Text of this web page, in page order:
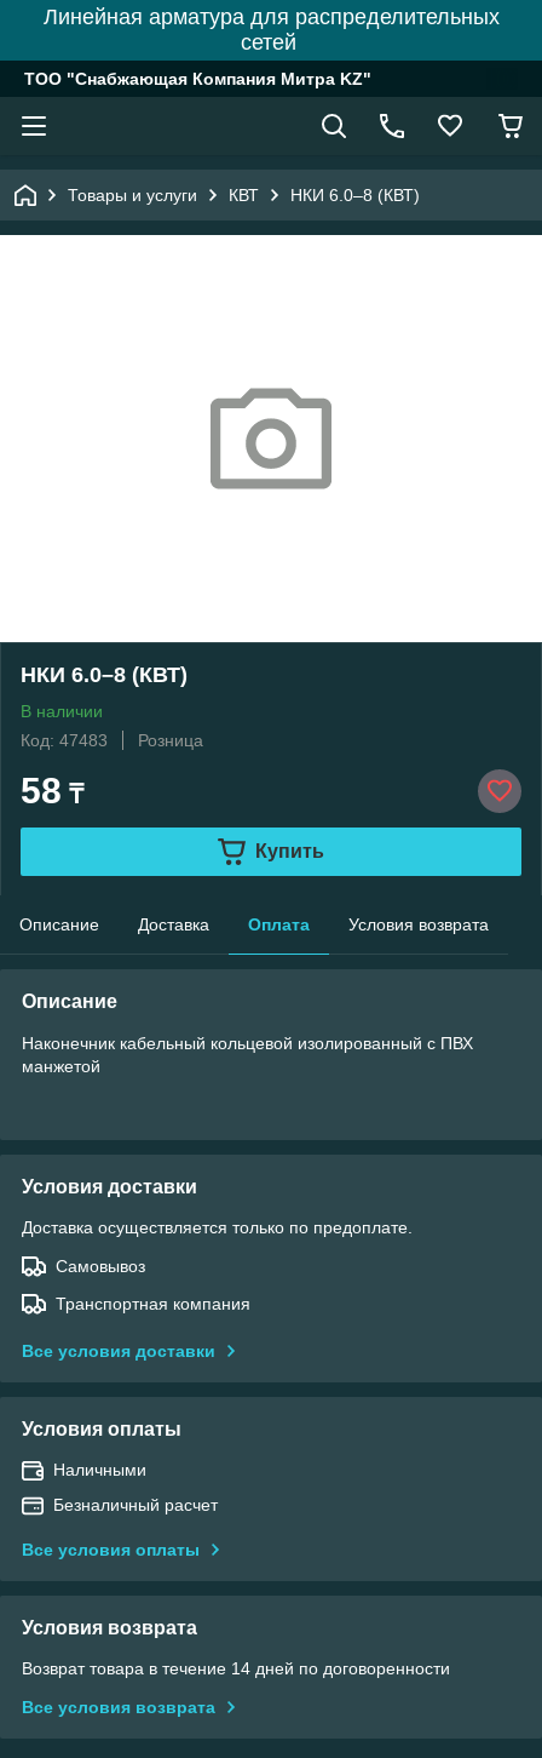
Линейная арматура для распределительных
сетей
ТОО "Снабжающая Компания Митра KZ"
Товары и услуги КВТ НКИ 6.0–8 (КВТ)
НКИ 6.0–8 (КВТ)
В наличии
Код: 47483
Розница
58 ₸
Купить
Описание Доставка Оплата Условия возврата
Описание
Наконечник кабельный кольцевой изолированный с ПВХ
манжетой
Условия доставки
Доставка осуществляется только по предоплате.
Самовывоз
Транспортная компания
Все условия доставки
Условия оплаты
Наличными
Безналичный расчет
Все условия оплаты
Условия возврата
Возврат товара в течение 14 дней по договоренности
Все условия возврата